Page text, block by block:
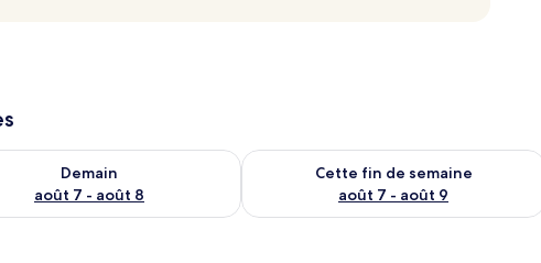
7
Demain
août 7 - août 8
disponibilité pour demain août 7 - août 8
Cette fin de semaine
août 7 - août 9
Vérifier la disponibilité pour cette fin